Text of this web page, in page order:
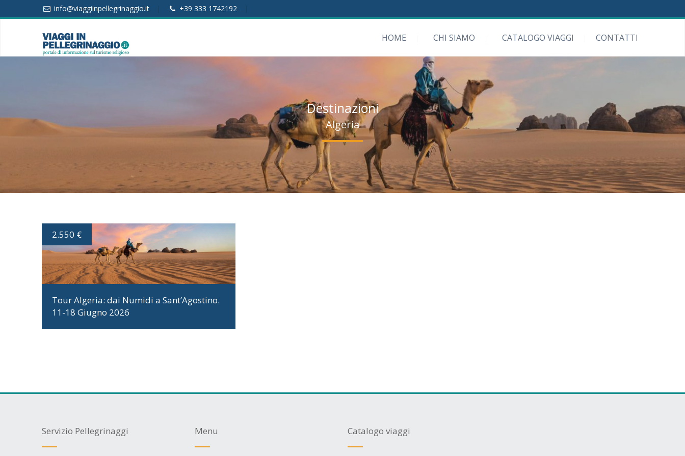
info@viaggiinpellegrinaggio.it | +39 333 1742192 |
HOME CHI SIAMO CATALOGO VIAGGI CONTATTI
Destinazioni
Algeria
2.550 €
DATE E PROGRAMMA
Tour Algeria: dai Numidi a Sant’Agostino.
11-18 Giugno 2026
Servizio Pellegrinaggi Menu Catalogo viaggi